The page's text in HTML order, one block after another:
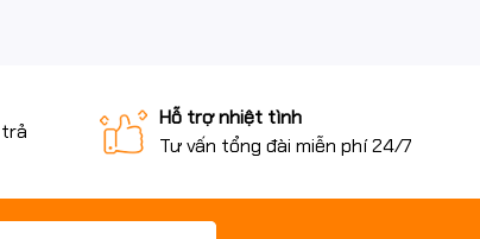
Hỗ trợ nhiệt tình
Tư vấn tổng đài miễn phí 24/7